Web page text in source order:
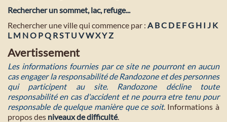
Rechercher un sommet, lac, refuge...
Rechercher une ville qui commence par : A BC D E FG H I J K
L M NO PQ R ST U VWXY Z
Avertissement
Les informations fournies par ce site ne pourront en aucun
cas engager la responsabilité de Randozone et des personnes
qui participent au site. Randozone décline toute
responsabilité en cas d'accident et ne pourra etre tenu pour
responsable de quelque manière que ce soit. Informations à
propos des niveaux de difficulté.